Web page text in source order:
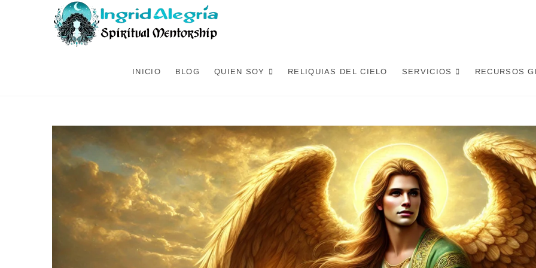
INICIO BLOG QUIEN SOY RELIQUIAS DEL CIELO SERVICIOS RECURSOS